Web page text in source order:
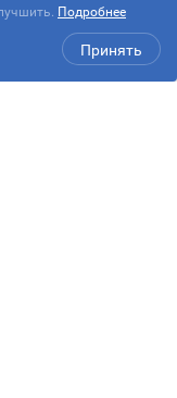
Подробнее
Принять